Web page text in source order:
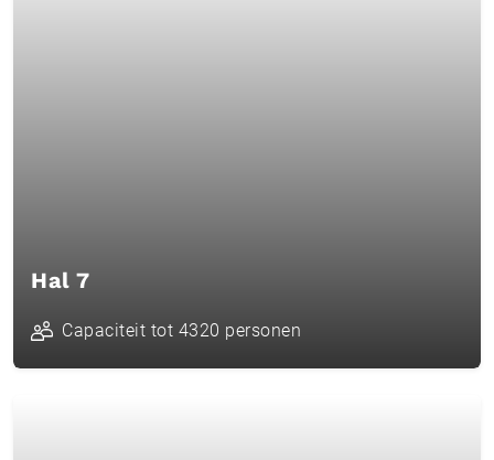
Hal 7
Capaciteit tot 4320 personen